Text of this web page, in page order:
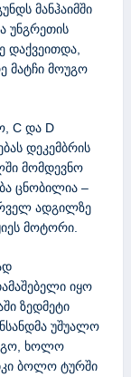
მანჰაიმში
უნგრეთის
დაქვეითდა,
მატჩი მოუგო
C და D
დეკემბრის
მომდევნო
ცნობილია –
ადგილზე
მოტორი.
იყო
ზედმეტი
უშუალო
ხოლო
ბოლო ტურში